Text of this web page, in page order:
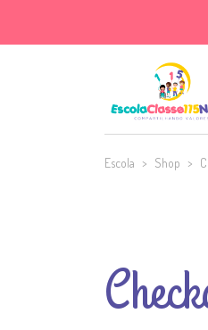
Escola > Shop >